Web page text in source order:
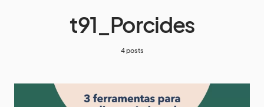
t91_Porcides
4 posts